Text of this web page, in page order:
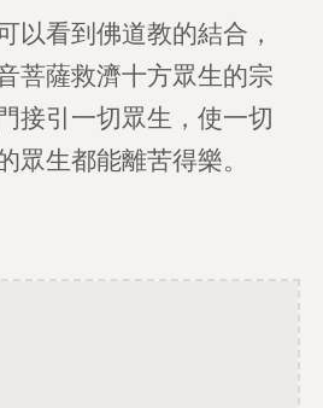
以看到佛道教的結合，
菩薩救濟十方眾生的宗
接引一切眾生，使一切
眾生都能離苦得樂。